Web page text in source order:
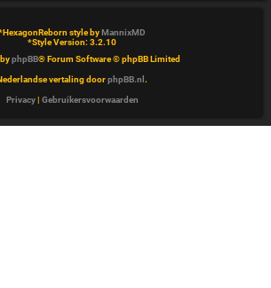
HexagonReborn style byMannixMD
*Style Version: 3.2.10
phpBB® Forum Software © phpBB Limited
vertaling doorphpBB.nl .
Privacy| Gebruikersvoorwaarden